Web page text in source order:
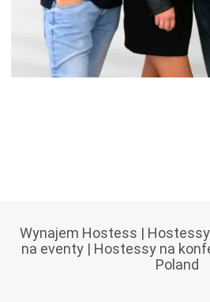
OBSŁUGA STREFY
Wynajem Hostess |
na eventy | Hostessy na
Poland